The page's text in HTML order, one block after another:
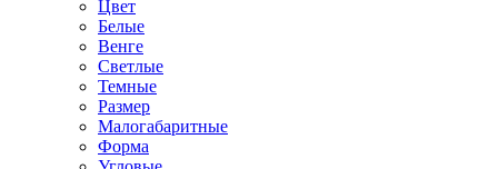
Цвет
Белые
Венге
Светлые
Темные
Размер
Малогабаритные
Форма